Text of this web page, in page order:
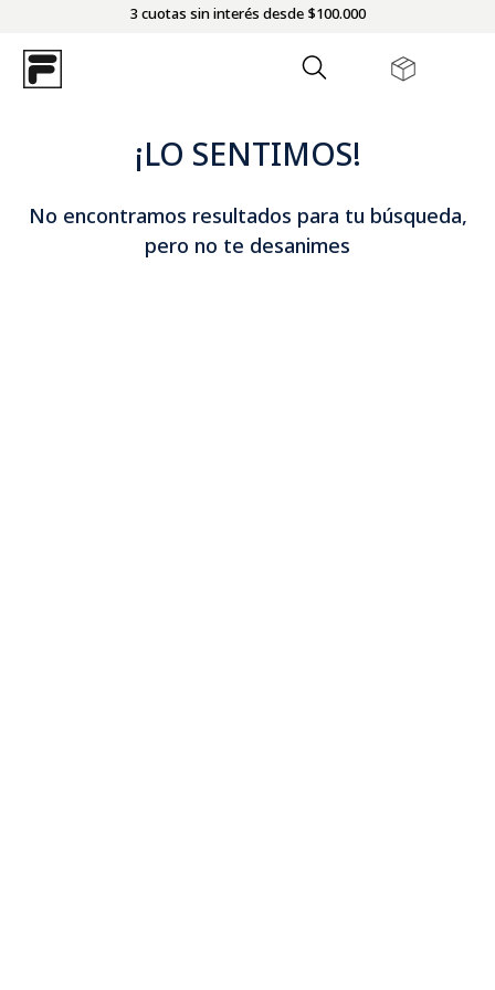
3 cuotas sin interés desde $100.000
¡LO SENTIMOS!
No encontramos resultados para tu búsqueda,
pero no te desanimes